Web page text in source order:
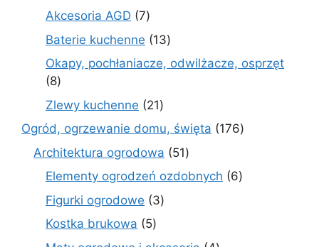
Akcesoria AGD 77
produktów
Baterie kuchenne 1313
produktów
Okapy, pochłaniacze, odwilżacze, osprzęt
88
produktów
Zlewy kuchenne 2121
produktów
Ogród, ogrzewanie domu, święta 176176
Architektura ogrodowa 5151
produktów
Elementy ogrodzeń ozdobnych 66
Figurki ogrodowe 33
Kostka brukowa 55
produktów